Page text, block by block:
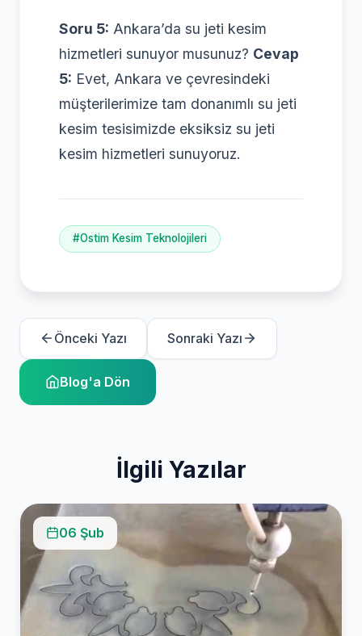
Soru 5: Ankara’da su jeti kesim
hizmetleri sunuyor musunuz? Cevap
5: Evet, Ankara ve çevresindeki
müşterilerimize tam donanımlı su jeti
kesim tesisimizde eksiksiz su jeti
kesim hizmetleri sunuyoruz.
#Ostim Kesim Teknolojileri
Önceki Yazı Sonraki Yazı
Blog'a Dön
İlgili Yazılar
06 Şub